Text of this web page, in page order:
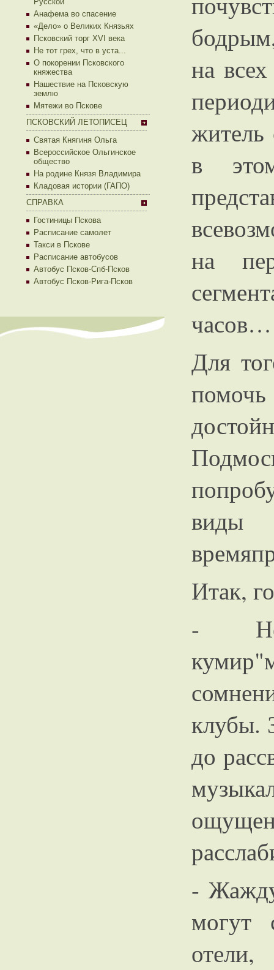
Анафема во спасение
«Дело» о Великих Князьях
Псковский торг XVI века
Не тот грех, что в уста...
О покорении Псковского
княжества
Нашествие на Псковскую
землю
Мятежи во Пскове
ПСКОВСКИЙ ЛЕТОПИСЕЦ
Святая Княгиня Ольга
Всероссийское Ольгинское
общество
На родине Князя Владимира
Кладовая истории (ГАПО)
СПРАВКА
Гостиницы Пскова
Расписание самолет
Такси в Пскове
Расписание автобусов
Автобус Псков-Спб-Псков
Автобус Псков-Рига-Псков
на
в
на
часов…
Для
виды
Итак,
-
клубы.
до
-
могут